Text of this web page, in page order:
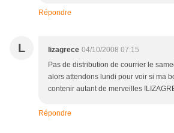
Répondre
L lizagrece 04/10/2008 07:15
Pas de distribution de courrier le
alors attendons lundi pour voir si ma
contenir autant de merveilles
Répondre